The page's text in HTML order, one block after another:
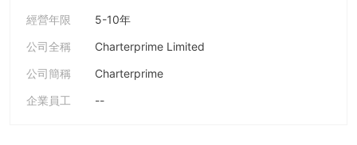
經營年限
5-10年
公司全稱
Charterprime Limited
公司簡稱
Charterprime
企業員工
--